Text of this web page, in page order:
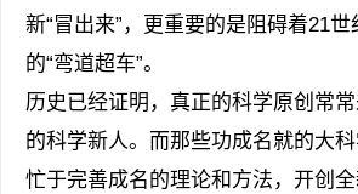
新“冒出来”，更重要的是阻碍着21
的“弯道超车”。
历史已经证明，真正的科学原创常
的科学新人。而那些功成名就的大
忙于完善成名的理论和方法，开创